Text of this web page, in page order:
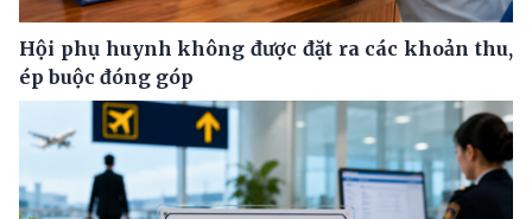
Hội phụ huynh không được đặt ra các khoản thu,
ép buộc đóng góp